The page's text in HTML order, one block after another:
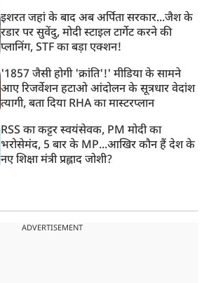
इशरत जहां के बाद अब अर्पिता सरकार...जैश के
रडार पर सुवेंदु, मोदी स्टाइल टार्गेट करने की
प्लानिंग, STF का बड़ा एक्शन!
'1857 जैसी होगी 'क्रांति'!' मीडिया के सामने
आए रिजर्वेशन हटाओ आंदोलन के सूत्रधार वेदांश
त्यागी, बता दिया RHA का मास्टरप्लान
RSS का कट्टर स्वयंसेवक, PM मोदी का
भरोसेमंद, 5 बार के MP...आखिर कौन हैं देश के
नए शिक्षा मंत्री प्रह्लाद जोशी?
ADVERTISEMENT